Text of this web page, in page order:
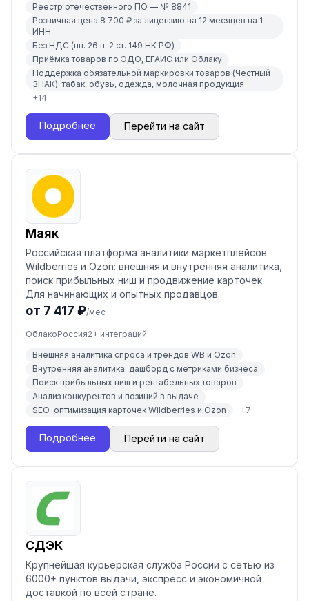
Реестр отечественного ПО — № 8841
Розничная цена 8 700 ₽ за лицензию на 12 месяцев на 1
ИНН
Без НДС (пп. 26 п. 2 ст. 149 НК РФ)
Приёмка товаров по ЭДО, ЕГАИС или Облаку
Поддержка обязательной маркировки товаров (Честный
ЗНАК): табак, обувь, одежда, молочная продукция
+14
Подробнее Перейти на сайт
Маяк
Российская платформа аналитики маркетплейсов
Wildberries и Ozon: внешняя и внутренняя аналитика,
поиск прибыльных ниш и продвижение карточек.
Для начинающих и опытных продавцов.
от 7 417 ₽/мес
ОблакоРоссия2+ интеграций
Внешняя аналитика спроса и трендов WB и Ozon
Внутренняя аналитика: дашборд с метриками бизнеса
Поиск прибыльных ниш и рентабельных товаров
Анализ конкурентов и позиций в выдаче
SEO-оптимизация карточек Wildberries и Ozon
+7
Подробнее Перейти на сайт
СДЭК
Крупнейшая курьерская служба России с сетью из
6000+ пунктов выдачи, экспресс и экономичной
доставкой по всей стране.